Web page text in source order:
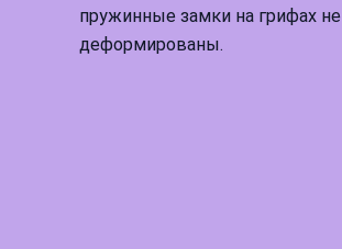
пружинные замки на грифах не
деформированы.